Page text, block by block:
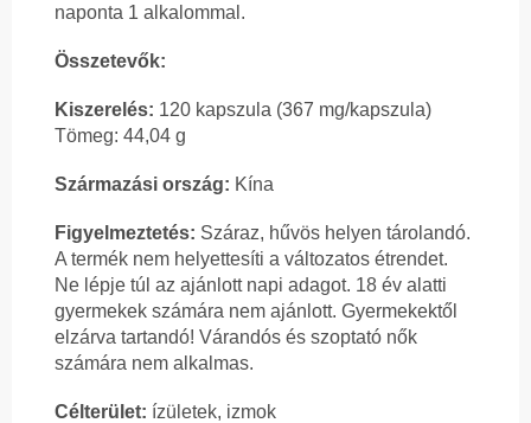
naponta 1 alkalommal.
Összetevők:
Kiszerelés: 120 kapszula (367 mg/kapszula)
Tömeg: 44,04 g
Származási ország: Kína
Figyelmeztetés: Száraz, hűvös helyen tárolandó.
A termék nem helyettesíti a változatos étrendet.
Ne lépje túl az ajánlott napi adagot. 18 év alatti
gyermekek számára nem ajánlott. Gyermekektől
elzárva tartandó! Várandós és szoptató nők
számára nem alkalmas.
Célterület: ízületek, izmok